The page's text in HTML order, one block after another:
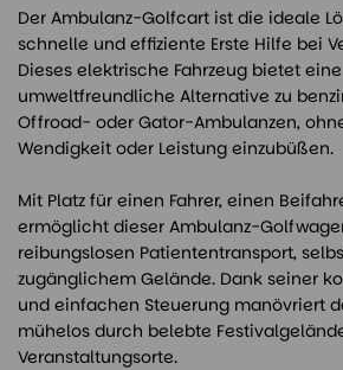
Der Ambulanz-Golfcart ist die ideale
schnelle und effiziente Erste Hilfe bei
Dieses elektrische Fahrzeug bietet
umweltfreundliche Alternative zu
Offroad- oder Gator-Ambulanzen,
Wendigkeit oder Leistung einzubüßen.
Mit Platz für einen Fahrer, einen
ermöglicht dieser Ambulanz-
reibungslosen Patiententransport,
zugänglichem Gelände. Dank seiner
und einfachen Steuerung manövriert
mühelos durch belebte
Veranstaltungsorte.